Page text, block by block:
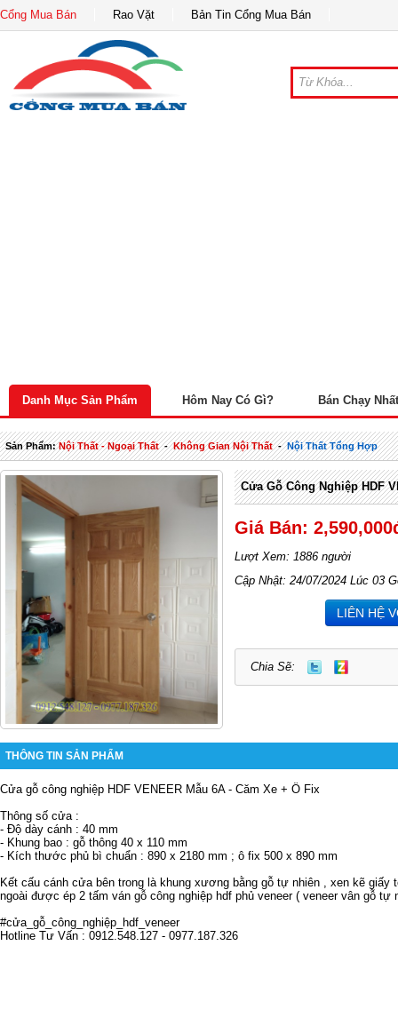
Cổng Mua Bán Rao Vặt Bản Tin Cổng Mua Bán
Danh Mục Sản Phẩm Hôm Nay Có Gì? Bán Chạy Nhất
Sản Phẩm:Nội Thất - Ngoại Thất-Không Gian Nội Thất-Nội Thất Tổng Hợp
Cửa Gỗ Công Nghiệp HDF
Giá Bán:
Lượt Xem: 1886 người
Cập Nhật: 24/07/2024 Lúc 03
LIÊN HỆ
Chia Sẽ:
THÔNG TIN SẢN PHẨM
Cửa gỗ công nghiệp HDF VENEER Mẫu 6A - Căm Xe + Ô Fix
Thông số cửa :
- Độ dày cánh : 40 mm
- Khung bao : gỗ thông 40 x 110 mm
- Kích thước phủ bì chuẩn : 890 x 2180 mm ; ô fix 500 x 890 mm
Kết cấu cánh cửa bên trong là khung xương bằng gỗ tự nhiên , xen kẽ giấy
ngoài được ép 2 tấm ván gỗ công nghiệp hdf phủ veneer ( veneer vân gỗ tự
#cửa_gỗ_công_nghiệp_hdf_veneer
Hotline Tư Vấn : 0912.548.127 - 0977.187.326